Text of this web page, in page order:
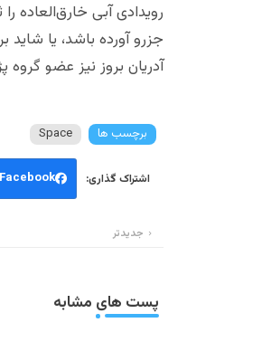
رویدادی آبی خارق‌العاده
جزرو آورده باشد، یا
آدریان بروز نیز عضو
برچسب ها Space
Facebook
جدیدتر
پست های مشابه